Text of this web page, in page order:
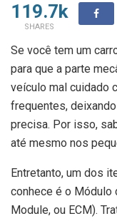
119.7k
SHARES
Se você tem um
para que a parte
veículo mal cuidado
frequentes,
precisa. Por isso,
até mesmo nos
Entretanto, um dos
conhece é o Módulo
Module, ou ECM).